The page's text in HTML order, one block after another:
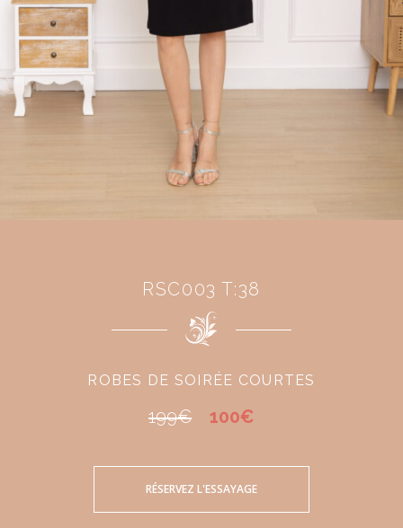
RSC003 T:38
ROBES DE SOIRÉE COURTES
199€ 100€
RÉSERVEZ L'ESSAYAGE